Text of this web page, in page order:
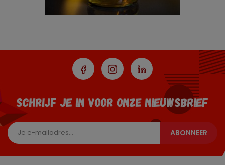
SCHRIJF JE IN VOOR ONZE NIEUWSBRIEF
ABONNEER